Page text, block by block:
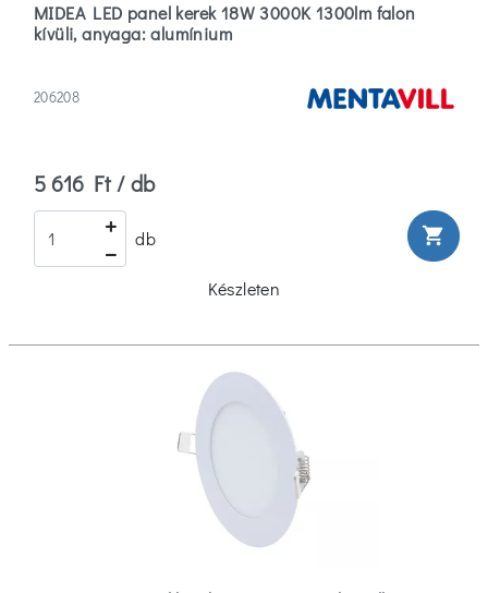
MIDEA LED panel kerek 18W 3000K 1300lm falon
kívüli, anyaga: alumínium
206208
5 616 Ft / db
db shopping_cart
Készleten